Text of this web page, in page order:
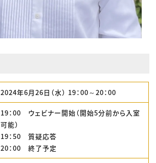
2024年6月26日（水） 19：00～20：00
19：00 ウェビナー開始（開始5分前から入室
可能）
19：50 質疑応答
20：00 終了予定